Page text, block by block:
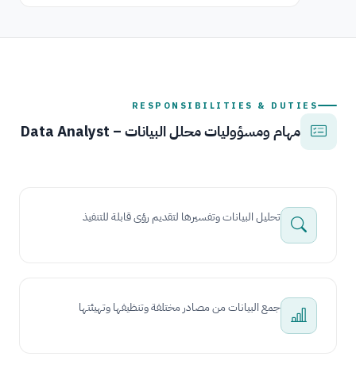
RESPONSIBILITIES & DUTIES
مهام ومسؤوليات محلل البيانات – Data Analyst
تحليل البيانات وتفسيرها لتقديم رؤى قابلة للتنفيذ
جمع البيانات من مصادر مختلفة وتنظيفها وتهيئتها